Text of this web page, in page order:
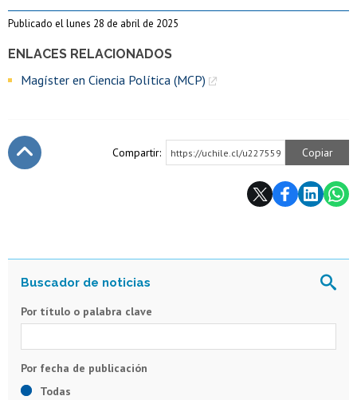
ENLACES RELACIONADOS
Magíster en Ciencia Política (MCP)
Publicado el lunes 28 de abril de 2025
Compartir: https://uchile.cl/u227559 Copiar
Por título o palabra clave
Todas